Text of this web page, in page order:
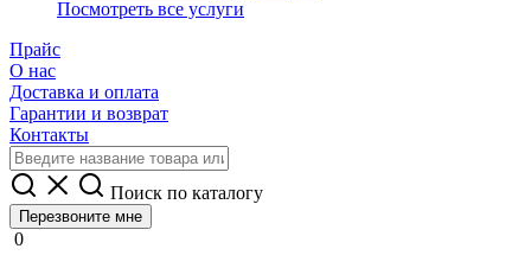
Посмотреть все услуги
Прайс
О нас
Доставка и оплата
Гарантии и возврат
Контакты
Поиск по каталогу
Перезвоните мне
0